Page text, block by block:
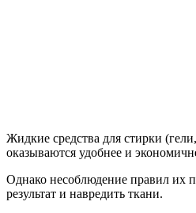
Жидкие средства для стирки
оказываются удобнее и
Однако несоблюдение правил их
результат и навредить ткани.